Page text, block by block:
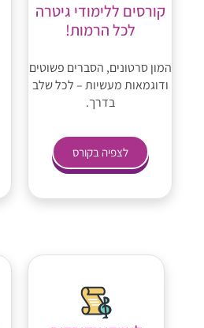
קורסים ללימודי גיטרה
לכל הרמות!
המון סרטונים, הסברים פשוטים
ודוגמאות מעשיות – לכל שלב
בדרך.
לצפיה בקורס